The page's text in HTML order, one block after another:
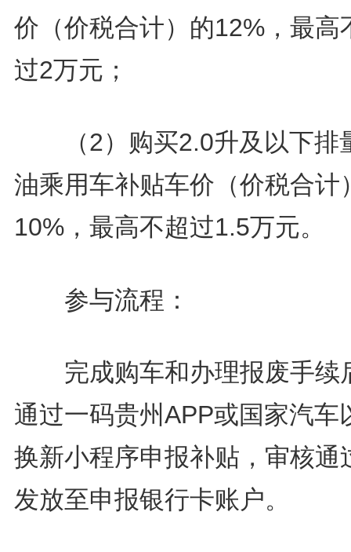
价（价税合计）的12%，最高
过2万元；
（2）购买2.0升及以下排
油乘用车补贴车价（价税合计
10%，最高不超过1.5万元。
参与流程：
完成购车和办理报废手续
通过一码贵州APP或国家汽车
换新小程序申报补贴，审核通
发放至申报银行卡账户。